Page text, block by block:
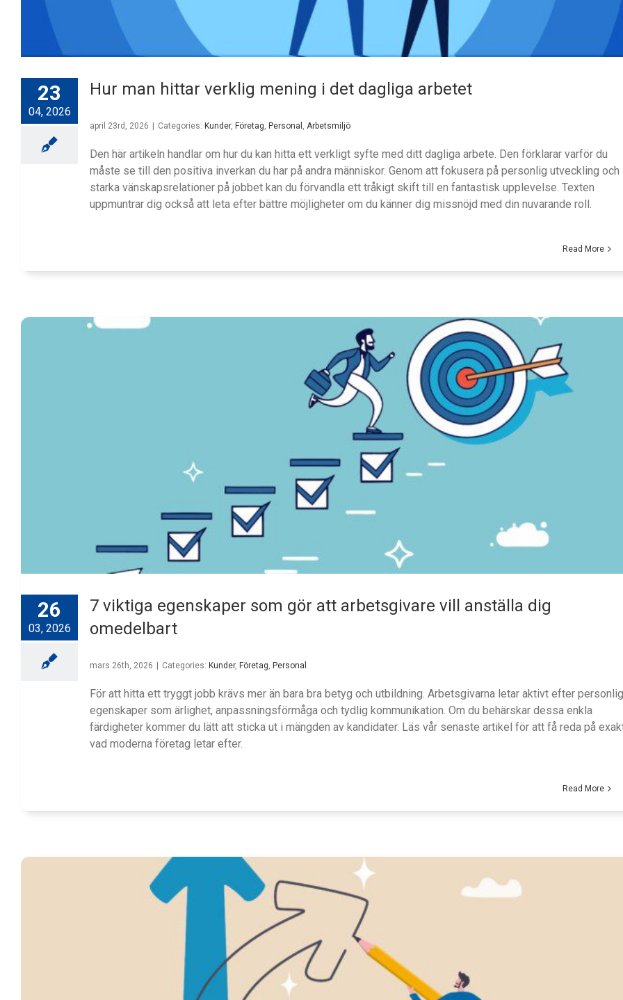
23
04, 2026
Hur man hittar verklig mening i det dagliga arbetet
april 23rd, 2026 | Categories: Kunder, Företag, Personal , Arbetsmiljö
Den här artikeln handlar om hur du kan hitta ett verkligt syfte med ditt dagliga arbete. Den förklarar varför du
måste se till den positiva inverkan du har på andra människor. Genom att fokusera på personlig utveckling och
starka vänskapsrelationer på jobbet kan du förvandla ett tråkigt skift till en fantastisk upplevelse. Texten
uppmuntrar dig också att leta efter bättre möjligheter om du känner dig missnöjd med din nuvarande roll.
Read More
26
03, 2026
7 viktiga egenskaper som gör att arbetsgivare vill anställa dig
omedelbart
mars 26th, 2026 | Categories: Kunder, Företag Personal
För att hitta ett tryggt jobb krävs mer än bara bra betyg och utbildning. Arbetsgivarna letar aktivt efter
egenskaper som ärlighet, anpassningsförmåga och tydlig kommunikation. Om du behärskar dessa enkla
färdigheter kommer du lätt att sticka ut i mängden av kandidater. Läs vår senaste artikel för att få reda på
vad moderna företag letar efter.
Read More